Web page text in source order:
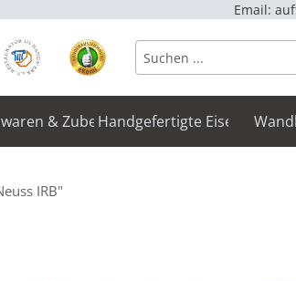
Email:
& ZubehörHandgefertigte
IRB"